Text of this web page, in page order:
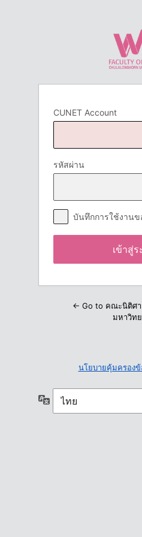
CUNET Account
รหัสผ่าน
บันทึกการใช้งานข
← Go to คณะนิติศ
มหาวิท
นโยบายคุ้มครอง
ภาษา